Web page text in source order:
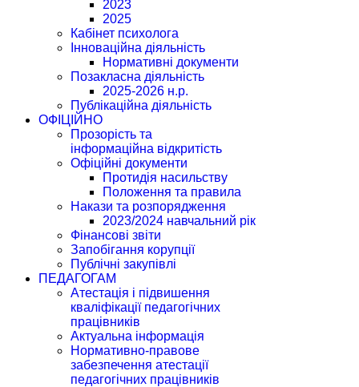
2023
2025
Кабінет психолога
Інноваційна діяльність
Нормативні документи
Позакласна діяльність
2025-2026 н.р.
Публікаційна діяльність
ОФІЦІЙНО
Прозорість та
інформаційна відкритість
Офіційні документи
Протидія насильству
Положення та правила
Накази та розпорядження
2023/2024 навчальний рік
Фінансові звіти
Запобігання корупції
Публічні закупівлі
ПЕДАГОГАМ
Атестація і підвишення
кваліфікації педагогічних
працівників
Актуальна інформація
Нормативно-правове
забезпечення атестації
педагогічних працівників